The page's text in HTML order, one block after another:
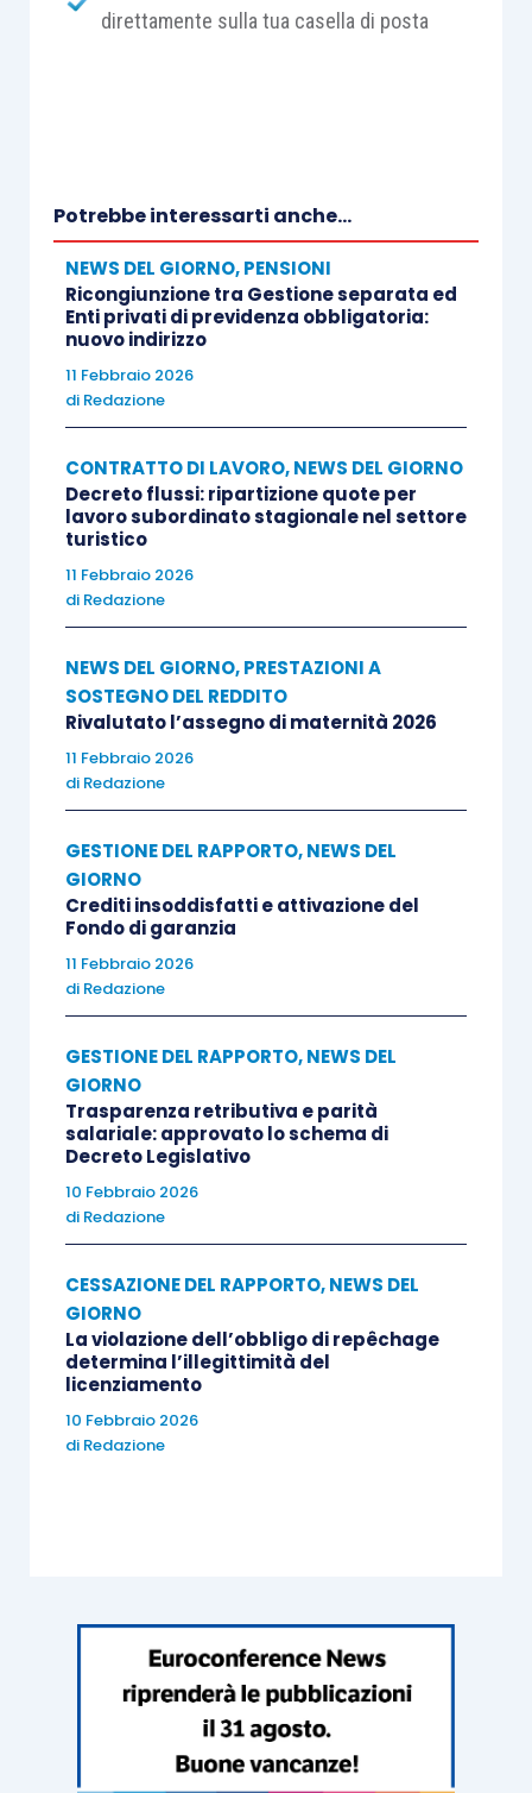
direttamente sulla tua casella di posta
Potrebbe interessarti anche...
NEWS DEL GIORNO,PENSIONI
Ricongiunzione tra Gestione separata ed
Enti privati di previdenza obbligatoria:
nuovo indirizzo
11 Febbraio 2026
di Redazione
CONTRATTO DI LAVORO,NEWS DEL GIORNO
Decreto flussi: ripartizione quote per
lavoro subordinato stagionale nel settore
turistico
11 Febbraio 2026
di Redazione
NEWS DEL GIORNO,PRESTAZIONI A
SOSTEGNO DEL REDDITO
Rivalutato l’assegno di maternità 2026
11 Febbraio 2026
di Redazione
GESTIONE DEL RAPPORTO,NEWS DEL
GIORNO
Crediti insoddisfatti e attivazione del
Fondo di garanzia
11 Febbraio 2026
di Redazione
GESTIONE DEL RAPPORTO,NEWS DEL
GIORNO
Trasparenza retributiva e parità
salariale: approvato lo schema di
Decreto Legislativo
10 Febbraio 2026
di Redazione
CESSAZIONE DEL RAPPORTO,NEWS DEL
GIORNO
La violazione dell’obbligo di repêchage
determina l’illegittimità del
licenziamento
10 Febbraio 2026
di Redazione